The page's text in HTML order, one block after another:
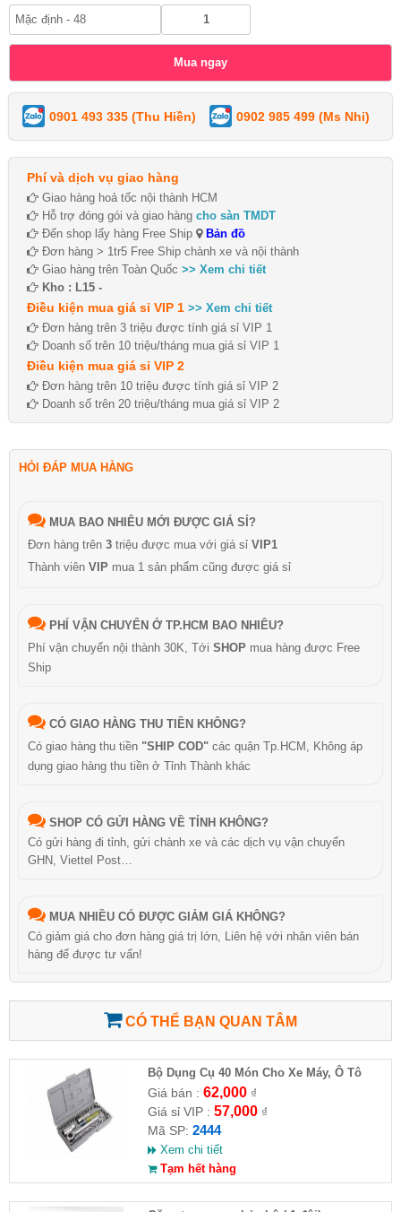
0901 493 335 (Thu Hiền) 0902 985 499 (Ms Nhi)
Phí và dịch vụ giao hàng
Giao hàng hoả tốc nội thành HCM
Hỗ trợ đóng gói và giao hàng cho sàn TMDT
Đến shop lấy hàng Free Ship
Bản đồ
Đơn hàng > 1tr5 Free Ship chành xe và nội thành
Giao hàng trên Toàn Quốc >> Xem chi tiết
Kho : L15 -
Điều kiện mua giá sỉ VIP 1 >> Xem chi tiết
Đơn hàng trên 3 triệu được tính giá sỉ VIP 1
Doanh số trên 10 triệu/tháng mua giá sỉ VIP 1
Điều kiện mua giá sỉ VIP 2
Đơn hàng trên 10 triệu được tính giá sỉ VIP 2
Doanh số trên 20 triệu/tháng mua giá sỉ VIP 2
HỎI ĐÁP MUA HÀNG
MUA BAO NHIÊU MỚI ĐƯỢC GIÁ SỈ?
Đơn hàng trên 3 triệu được mua với giá sỉ VIP1
Thành viên VIP mua 1 sản phẩm cũng được giá sỉ
PHÍ VẬN CHUYỂN Ở TP.HCM BAO NHIÊU?
Phí vận chuyển nội thành 30K, Tới SHOP mua hàng được Free
Ship
CÓ GIAO HÀNG THU TIỀN KHÔNG?
Có giao hàng thu tiền "SHIP COD" các quận Tp.HCM, Không áp
dụng giao hàng thu tiền ở Tỉnh Thành khác
SHOP CÓ GỬI HÀNG VỀ TỈNH KHÔNG?
Có gửi hàng đi tỉnh, gửi chành xe và các dịch vụ vận chuyển
GHN, Viettel Post…
MUA NHIỀU CÓ ĐƯỢC GIẢM GIÁ KHÔNG?
Có giảm giá cho đơn hàng giá trị lớn, Liên hệ với nhân viên bán
hàng để được tư vấn!
CÓ THỂ BẠN QUAN TÂM
Bộ Dụng Cụ 40 Món Cho Xe Máy, Ô Tô
Giá bán : 62,000₫
Giá sỉ VIP : 57,000₫
Mã SP: 2444
Xem chi tiết
Tạm hết hàng